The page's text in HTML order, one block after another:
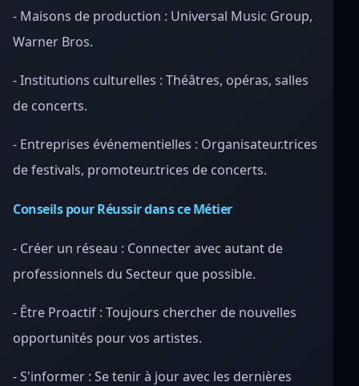
- Maisons de production : Universal Music Group,
Warner Bros.
- Institutions culturelles : Théâtres, opéras, salles
de concerts.
- Entreprises événementielles : Organisateur.trices
de festivals, promoteur.trices de concerts.
Conseils pour Réussir dans ce Métier
- Créer un réseau : Connecter avec autant de
professionnels du Secteur que possible.
- Être Proactif : Toujours chercher de nouvelles
opportunités pour vos artistes.
- S'informer : Se tenir à jour avec les dernières